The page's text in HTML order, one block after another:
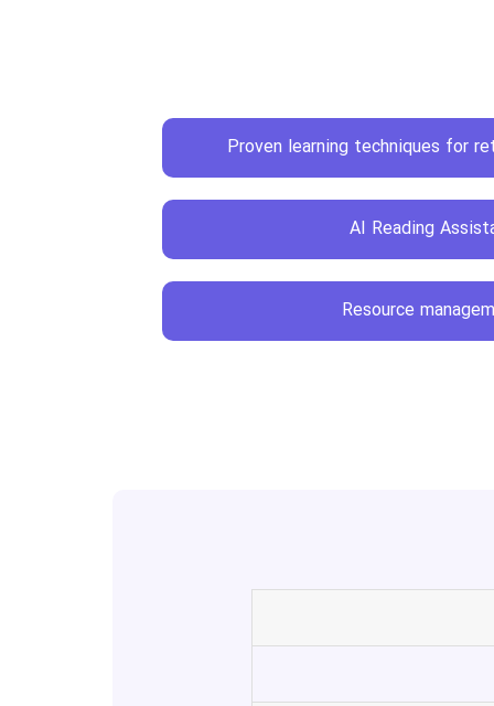
Proven learning techniques for
AI Reading
Resource